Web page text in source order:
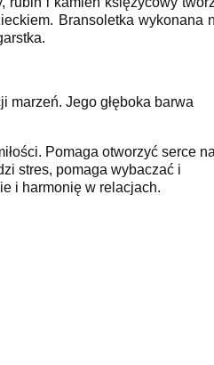
Bransoletka wykonana
marzeń. Jego głęboka barwa
Pomaga otworzyć serce na
stres, pomaga wybaczać i
i harmonię w relacjach.